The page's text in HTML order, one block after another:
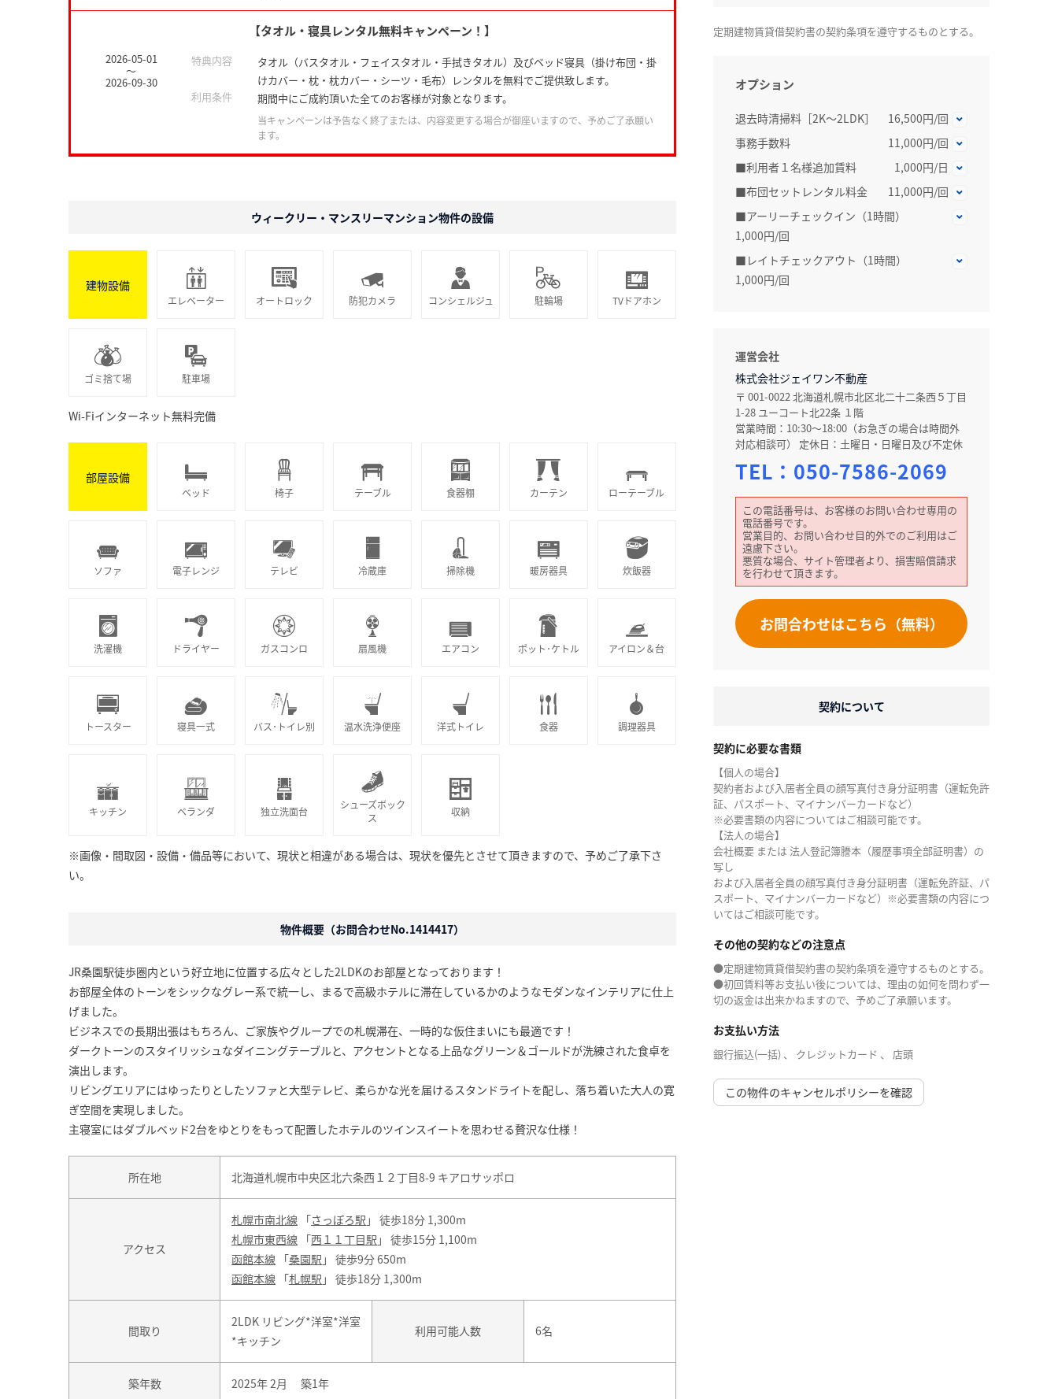
【タオル・寝具レンタル無料キャンペーン！】
2026-05-01
～
2026-09-30
特典内容
タオル（バスタオル・フェイスタオル・手拭きタオル）及びベッド寝具（掛け布団・掛
けカバー・枕・枕カバー・シーツ・毛布）レンタルを無料でご提供致します。
利用条件
期間中にご成約頂いた全てのお客様が対象となります。
当キャンペーンは予告なく終了または、内容変更する場合が御座いますので、予めご了承願い
ます。
定期建物賃貸借契約書の契約条項を遵守するものとする。
オプション
退去時清掃料［2K～2LDK］
16,500円/回
事務手数料
11,000円/回
■利用者１名様追加賃料
1,000円/日
■布団セットレンタル料金
11,000円/回
■アーリーチェックイン（1時間）
1,000円/回
■レイトチェックアウト（1時間）
1,000円/回
運営会社
株式会社ジェイワン不動産
〒 001-0022 北海道札幌市北区北二十二条西５丁目
1-28 ユーコート北22条 １階
営業時間：10:30～18:00（お急ぎの場合は時間外
対応相談可） 定休日：土曜日・日曜日及び不定休
TEL： 050-7586-2069
この電話番号は、お客様のお問い合わせ専用の
電話番号です。
営業目的、お問い合わせ目的外でのご利用はご
遠慮下さい。
悪質な場合、サイト管理者より、損害賠償請求
を行わせて頂きます。
お問合わせはこちら（無料）
契約について
契約に必要な書類
【個人の場合】
契約者および入居者全員の顔写真付き身分証明書（運転免許
証、パスポート、マイナンバーカードなど）
※必要書類の内容についてはご相談可能です。
【法人の場合】
会社概要 または 法人登記簿謄本（履歴事項全部証明書）の
写し
および入居者全員の顔写真付き身分証明書（運転免許証、パ
スポート、マイナンバーカードなど）※必要書類の内容につ
いてはご相談可能です。
その他の契約などの注意点
●定期建物賃貸借契約書の契約条項を遵守するものとする。
●初回賃料等お支払い後については、理由の如何を問わず一
切の返金は出来かねますので、予めご了承願います。
お支払い方法
銀行振込(一括) 、 クレジットカード 、 店頭
この物件のキャンセルポリシーを確認
ウィークリー・マンスリーマンション物件の設備
建物設備
エレベーター オートロック 防犯カメラ コンシェルジュ 駐輪場 TVドアホン
ゴミ捨て場 駐車場
Wi-Fiインターネット無料完備
部屋設備
ベッド 椅子 テーブル 食器棚 カーテン ローテーブル
ソファ 電子レンジ テレビ 冷蔵庫 掃除機 暖房器具 炊飯器
洗濯機 ドライヤー ガスコンロ 扇風機 エアコン ポット･ケトル アイロン＆台
トースター 寝具一式 バス･トイレ別 温水洗浄便座 洋式トイレ 食器 調理器具
キッチン ベランダ 独立洗面台
シューズボック
ス
収納
※画像・間取図・設備・備品等において、現状と相違がある場合は、現状を優先とさせて頂きますので、予めご了承下さ
い。
物件概要（お問合わせNo.1414417）
JR桑園駅徒歩圏内という好立地に位置する広々とした2LDKのお部屋となっております！
お部屋全体のトーンをシックなグレー系で統一し、まるで高級ホテルに滞在しているかのようなモダンなインテリアに仕上
げました。
ビジネスでの長期出張はもちろん、ご家族やグループでの札幌滞在、一時的な仮住まいにも最適です！
ダークトーンのスタイリッシュなダイニングテーブルと、アクセントとなる上品なグリーン＆ゴールドが洗練された食卓を
演出します。
リビングエリアにはゆったりとしたソファと大型テレビ、柔らかな光を届けるスタンドライトを配し、落ち着いた大人の寛
ぎ空間を実現しました。
主寝室にはダブルベッド2台をゆとりをもって配置したホテルのツインスイートを思わせる贅沢な仕様！
所在地 北海道札幌市中央区北六条西１２丁目8-9 キアロサッポロ
アクセス
札幌市南北線 「さっぽろ駅 」 徒歩18分 1,300m
札幌市東西線 「西１１丁目駅 」 徒歩15分 1,100m
函館本線 「桑園駅 」 徒歩9分 650m
函館本線 「札幌駅 」 徒歩18分 1,300m
間取り
2LDK リビング*洋室*洋室
*キッチン
利用可能人数 6名
築年数 2025年 2月 築1年